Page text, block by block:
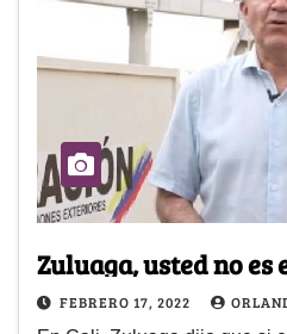
Zuluaga, usted no es
FEBRERO 17, 2022